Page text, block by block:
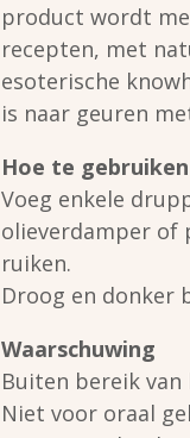
product wordt
recepten, met
esoterische
is naar geuren
Hoe te gebruiken
Voeg enkele
olieverdamper
ruiken.
Droog en donker
Waarschuwing
Buiten bereik
Niet voor oraal